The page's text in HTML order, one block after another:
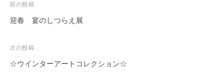
投
稿
ビ
ゲ
前の投稿
迎春 宴のしつらえ展
次の投稿
☆ウインターアートコレクション☆